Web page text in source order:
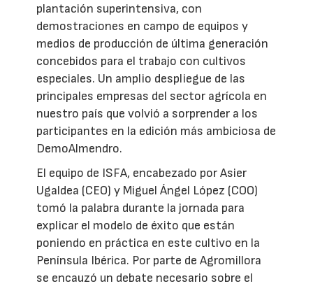
plantación superintensiva, con
demostraciones en campo de equipos y
medios de producción de última generación
concebidos para el trabajo con cultivos
especiales. Un amplio despliegue de las
principales empresas del sector agrícola en
nuestro país que volvió a sorprender a los
participantes en la edición más ambiciosa de
DemoAlmendro.
El equipo de ISFA, encabezado por Asier
Ugaldea (CEO) y Miguel Ángel López (COO)
tomó la palabra durante la jornada para
explicar el modelo de éxito que están
poniendo en práctica en este cultivo en la
Península Ibérica. Por parte de Agromillora
se encauzó un debate necesario sobre el